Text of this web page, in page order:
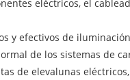
eléctricos, el
y efectivos de
de los sistemas de
de elevalunas